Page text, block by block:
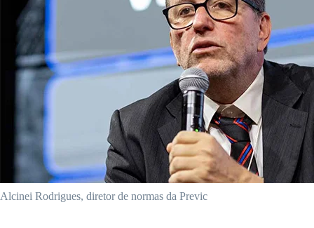
Alcinei Rodrigues, diretor de normas da Previc